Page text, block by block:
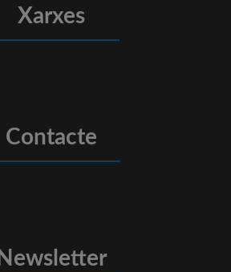
Xarxes
Contacte
Newsletter